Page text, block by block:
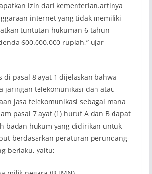
izin dari kementerian.artinya
internet yang tidak memiliki
tuntutan hukuman 6 tahun
600.000.000 rupiah,” ujar
di pasal 8 ayat 1 dijelaskan bahwa
jaringan telekomunikasi dan atau
jasa telekomunikasi sebagai mana
pasal 7 ayat (1) huruf A dan B dapat
badan hukum yang didirikan untuk
berdasarkan peraturan perundang-
berlaku, yaitu;